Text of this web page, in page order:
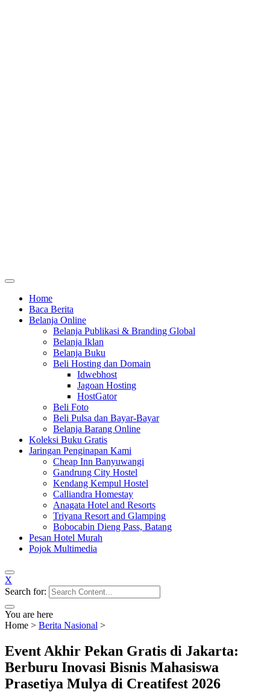
Home
Baca Berita
Belanja Online
Belanja Publikasi & Branding Global
Belanja Iklan
Belanja Buku
Beli Hosting dan Domain
Idwebhost
Jagoan Hosting
HostGator
Beli Foto
Beli Pulsa dan Bayar-Bayar
Belanja Barang Online
Koleksi Buku Gratis
Jaringan Penginapan Kami
Cheap Inn Banyuwangi
Gandrung City Hostel
Kendang Kempul Hostel
Calliandra Homestay
Anagata Hotel and Resorts
Triyana Resort and Glamping
Bobocabin Dieng Pass, Batang
Pesan Hotel Murah
Pojok Multimedia
X
Search for:
You are here
Home > Berita Nasional >
Event Akhir Pekan Gratis di Jakarta:
Berburu Inovasi Bisnis Mahasiswa
Prasetiya Mulya di Creatifest 2026